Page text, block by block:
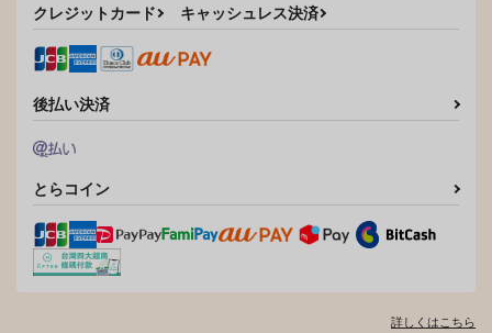
クレジットカード キャッシュレス決済
後払い決済
とらコイン
詳しくはこちら